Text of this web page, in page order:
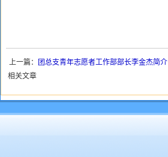
上一篇：
团总支青年志愿者工作部部长李金杰简介
相关文章